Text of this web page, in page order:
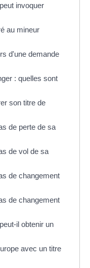
invoquer
au mineur
d'une demande
: quelles sont
son titre de
de perte de sa
de vol de sa
de changement
de changement
il obtenir un
avec un titre